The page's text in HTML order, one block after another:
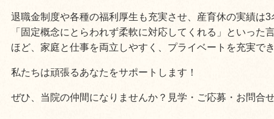
退職金制度や各種の福利厚生も充実させ、産育休の実績は
「固定概念にとらわれず柔軟に対応してくれる」といった
ほど、家庭と仕事を両立しやすく、プライベートを充実で
私たちは頑張るあなたをサポートします！
ぜひ、当院の仲間になりませんか？見学・ご応募・お問合